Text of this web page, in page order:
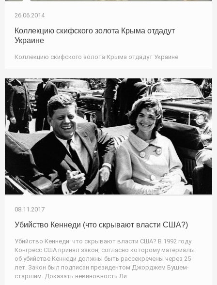
26.06.2014
Коллекцию скифского золота Крыма отдадут
Украине
Коллекцию скифского золота Крыма отдадут Украине
08.11.2017
Убийство Кеннеди (что скрывают власти США?)
Убийство Кеннеди: что скрывают власти США? В 1992 году
Конгресс США принял закон, согласно которому материалы
об убийстве Кеннеди должны быть рассекречены через 25
лет. Закон был подписан президентом Джорджем Бушем-
старшим. Доказать невиновность Ли